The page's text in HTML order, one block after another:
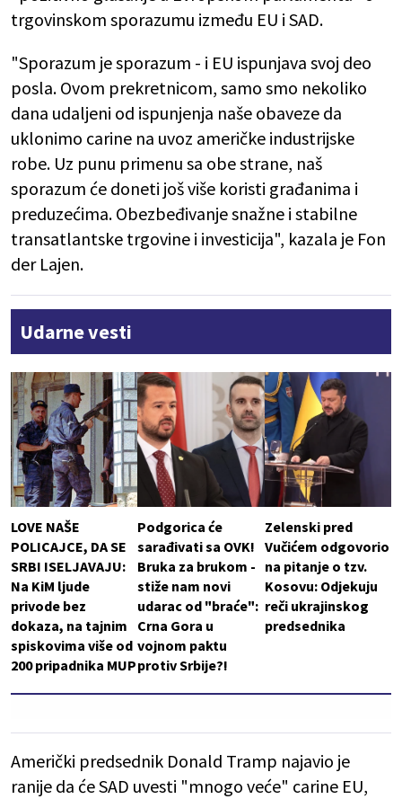
trgovinskom sporazumu između EU i SAD.
"Sporazum je sporazum - i EU ispunjava svoj deo
posla. Ovom prekretnicom, samo smo nekoliko
dana udaljeni od ispunjenja naše obaveze da
uklonimo carine na uvoz američke industrijske
robe. Uz punu primenu sa obe strane, naš
sporazum će doneti još više koristi građanima i
preduzećima. Obezbeđivanje snažne i stabilne
transatlantske trgovine i investicija", kazala je Fon
der Lajen.
Udarne vesti
LOVE NAŠE
POLICAJCE, DA SE
SRBI ISELJAVAJU:
Na KiM ljude
privode bez
dokaza, na tajnim
spiskovima više od
200 pripadnika MUP
Podgorica će
sarađivati sa OVK!
Bruka za brukom -
stiže nam novi
udarac od "braće":
Crna Gora u
vojnom paktu
protiv Srbije?!
Zelenski pred
Vučićem odgovorio
na pitanje o tzv.
Kosovu: Odjekuju
reči ukrajinskog
predsednika
Američki predsednik Donald Tramp najavio je
ranije da će SAD uvesti "mnogo veće" carine EU,